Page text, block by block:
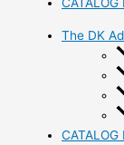
CATALOG
The DK
CATALOG